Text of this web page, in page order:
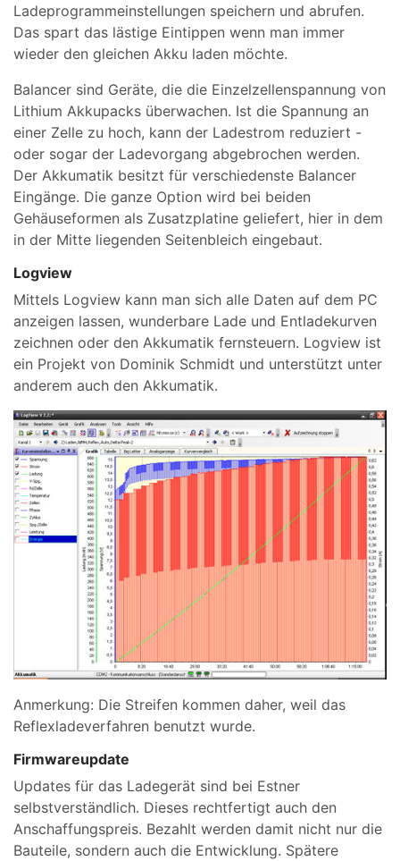
Ladeprogrammeinstellungen speichern und abrufen.
Das spart das lästige Eintippen wenn man immer
wieder den gleichen Akku laden möchte.
Balancer sind Geräte, die die Einzelzellenspannung von
Lithium Akkupacks überwachen. Ist die Spannung an
einer Zelle zu hoch, kann der Ladestrom reduziert -
oder sogar der Ladevorgang abgebrochen werden.
Der Akkumatik besitzt für verschiedenste Balancer
Eingänge. Die ganze Option wird bei beiden
Gehäuseformen als Zusatzplatine geliefert, hier in dem
in der Mitte liegenden Seitenbleich eingebaut.
Logview
Mittels Logview kann man sich alle Daten auf dem PC
anzeigen lassen, wunderbare Lade und Entladekurven
zeichnen oder den Akkumatik fernsteuern. Logview ist
ein Projekt von Dominik Schmidt und unterstützt unter
anderem auch den Akkumatik.
Anmerkung: Die Streifen kommen daher, weil das
Reflexladeverfahren benutzt wurde.
Firmwareupdate
Updates für das Ladegerät sind bei Estner
selbstverständlich. Dieses rechtfertigt auch den
Anschaffungspreis. Bezahlt werden damit nicht nur die
Bauteile, sondern auch die Entwicklung. Spätere